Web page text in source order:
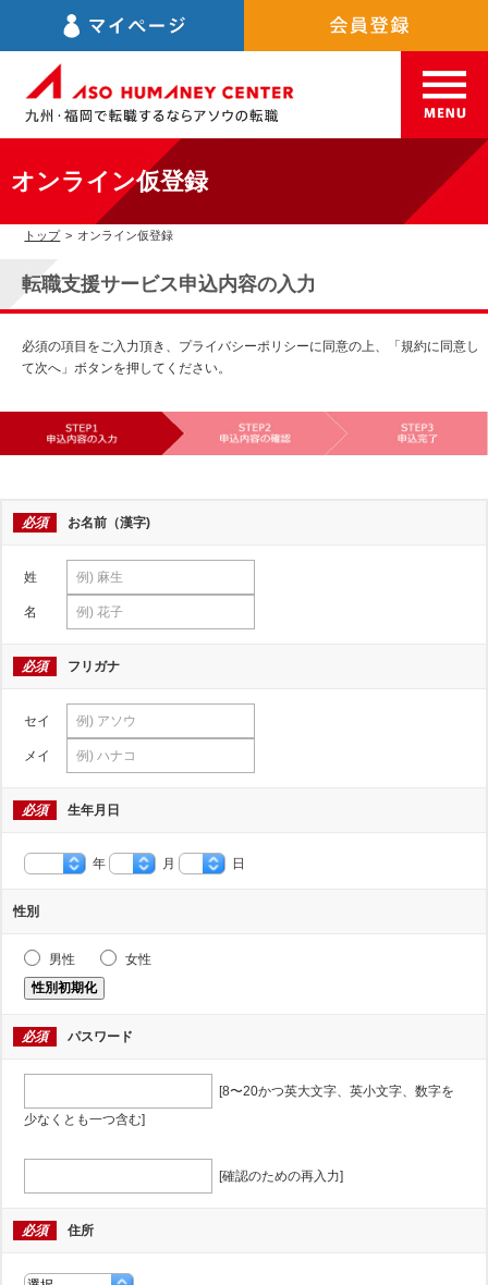
オンライン仮登録
トップ > オンライン仮登録
転職支援サービス申込内容の入力
必須の項目をご入力頂き、プライバシーポリシーに同意の上、「規約に同意し
て次へ」ボタンを押してください。
必須 お名前（漢字)
姓
名
必須 フリガナ
セイ
メイ
必須 生年月日
年 月 日
性別
男性
女性
性別初期化
必須 パスワード
[8〜20かつ英大文字、英小文字、数字を
少なくとも一つ含む]
[確認のための再入力]
必須 住所